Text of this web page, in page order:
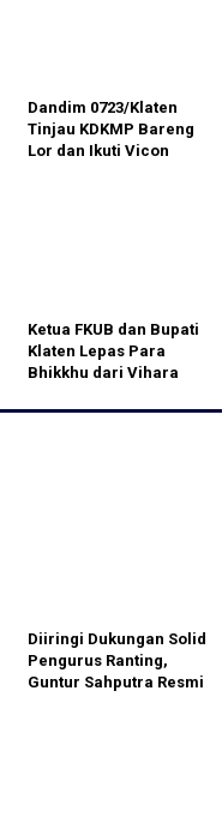
Dandim 0723/Klaten
Tinjau KDKMP Bareng
Lor dan Ikuti Vicon
Ketua FKUB dan Bupati
Klaten Lepas Para
Bhikkhu dari Vihara
Perdamaian Dunia
Diiringi Dukungan Solid
Pengurus Ranting,
Guntur Sahputra Resmi